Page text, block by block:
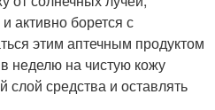
активно борется с
этим аптечным продуктом
неделю на чистую кожу
слой средства и оставлять